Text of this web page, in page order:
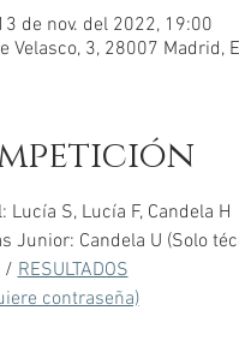
de nov. del 2022, 19:00
Velasco, 3, 28007 Madrid,
Lucía S, Lucía F, Candela H
Junior: Candela U (Solo
/ RESULTADOS
contraseña)